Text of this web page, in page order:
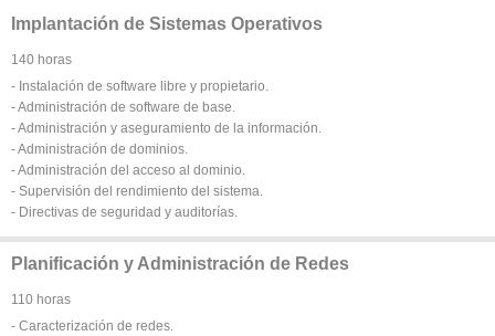
Implantación de Sistemas Operativos
140 horas
- Instalación de software libre y propietario.
- Administración de software de base.
- Administración y aseguramiento de la información.
- Administración de dominios.
- Administración del acceso al dominio.
- Supervisión del rendimiento del sistema.
- Directivas de seguridad y auditorías.
Planificación y Administración de Redes
110 horas
- Caracterización de redes.